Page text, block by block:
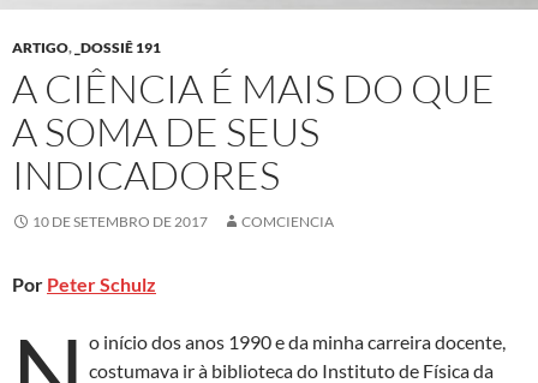
ARTIGO, _DOSSIÊ 191
A CIÊNCIA É MAIS DO QUE
A SOMA DE SEUS
INDICADORES
10 DE SETEMBRO DE 2017 COMCIENCIA
Por Peter Schulz
o início dos anos 1990 e da minha carreira docente,
costumava ir à biblioteca do Instituto de Física da